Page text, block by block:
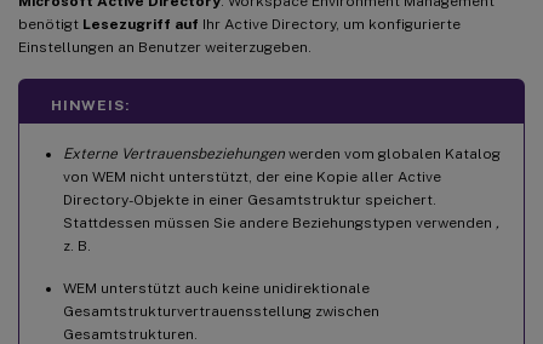
benötigt Lesezugriff auf Ihr Active Directory, um konfigurierte
Einstellungen an Benutzer weiterzugeben.
HINWEIS:
Externe Vertrauensbeziehungen werden vom globalen Katalog
von WEM nicht unterstützt, der eine Kopie aller Active
Directory-Objekte in einer Gesamtstruktur speichert.
Stattdessen müssen Sie andere Beziehungstypen verwenden ,
z. B.
WEM unterstützt auch keine unidirektionale
Gesamtstrukturvertrauensstellung zwischen
Gesamtstrukturen.